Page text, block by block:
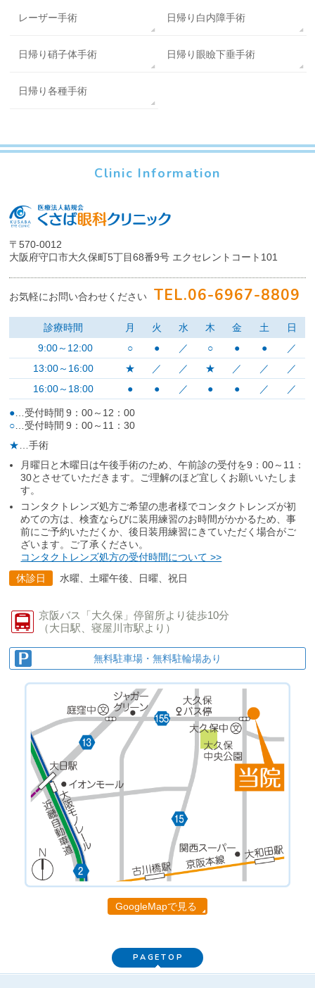
レーザー手術 日帰り白内障手術
日帰り硝子体手術 日帰り眼瞼下垂手術
日帰り各種手術
Clinic Information
〒570-0012
大阪府守口市大久保町5丁目68番9号 エクセレントコート101
お気軽にお問い合わせください TEL.06-6967-8809
診療時間 月 火 水 木 金 土
日
9:00～12:00
○ ● ／ ○ ● ●
／
13:00～16:00
★ ／ ／ ★ ／ ／
／
16:00～18:00
● ● ／ ● ● ／ ／
●…受付時間 9：00～12：00
○…受付時間 9：00～11：30
★…手術
月曜日と木曜日は午後手術のため、午前診の受付を9：00～11：
30とさせていただきます。ご理解のほど宜しくお願いいたしま
す。
コンタクトレンズ処方ご希望の患者様でコンタクトレンズが初
めての方は、検査ならびに装用練習のお時間がかかるため、事
前にご予約いただくか、後日装用練習にきていただく場合がご
ざいます。ご了承ください。
コンタクトレンズ処方の受付時間について >>
休診日
水曜、土曜午後、日曜、祝日
京阪バス 「大久保」停留所より徒歩10分
（大日駅、寝屋川市駅より）
無料駐車場・無料駐輪場あり
GoogleMapで見る
PAGETOP